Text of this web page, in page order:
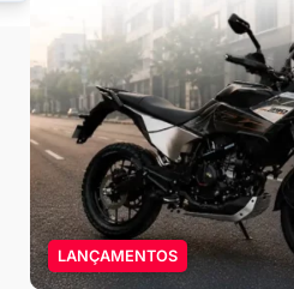
LANÇAMENTOS